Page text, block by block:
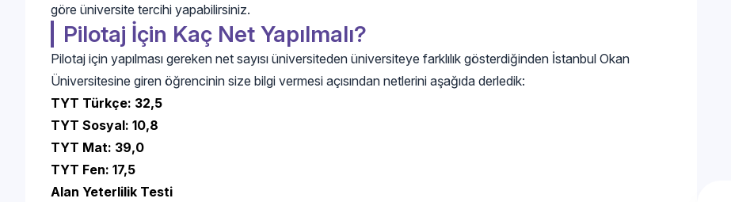
göre üniversite tercihi yapabilirsiniz.
Pilotaj İçin Kaç Net Yapılmalı?
Pilotaj için yapılması gereken net sayısı üniversiteden üniversiteye farklılık gösterdiğinden İstanbul Okan
Üniversitesine giren öğrencinin size bilgi vermesi açısından netlerini aşağıda derledik:
TYT Türkçe: 32,5
TYT Sosyal: 10,8
TYT Mat: 39,0
TYT Fen: 17,5
Alan Yeterlilik Testi